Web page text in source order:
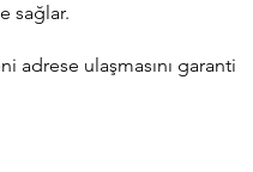
sağlar.
adrese ulaşmasını garanti